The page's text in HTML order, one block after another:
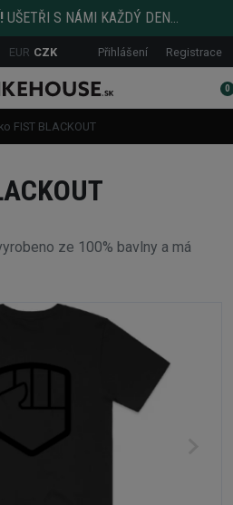
UŠETŘI S NÁMI KAŽDÝ DEN...
EUR CZK Přihlášení Registrace
0
FIST BLACKOUT
ze 100% bavlny a má